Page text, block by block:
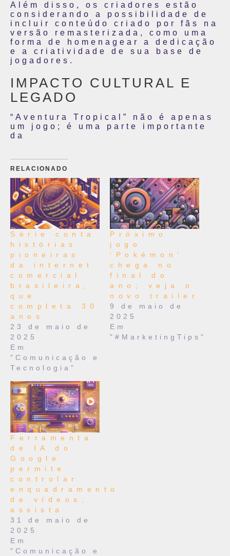
Além disso, os criadores estão
considerando a possibilidade de
incluir conteúdo criado por fãs na
versão remasterizada, como uma
forma de homenagear a dedicação
e a criatividade de sua base de
jogadores.
IMPACTO CULTURAL E
LEGADO
“Aventura Tropical” não é apenas
um jogo; é uma parte importante
da
RELACIONADO
Série conta
histórias
pioneiras
da internet
comercial
brasileira,
que
completa 30
anos
23 de maio de
2025
Em
"Comunicação e
Tecnologia"
Próximo
jogo
‘Pokémon’
chega no
final do
ano; veja o
novo trailer
9 de maio de
2025
Em
"#MarketingTips"
Ferramenta
de IA do
Google
permite
controlar
enquadramento
de vídeos;
assista
31 de maio de
2025
Em
"Comunicação e